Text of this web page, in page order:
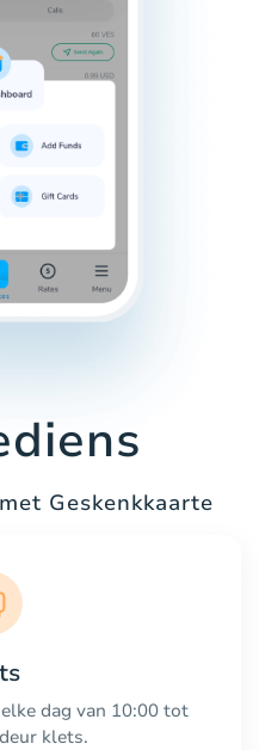
Geskenkkaarte
dag van 10:00 tot
klets.